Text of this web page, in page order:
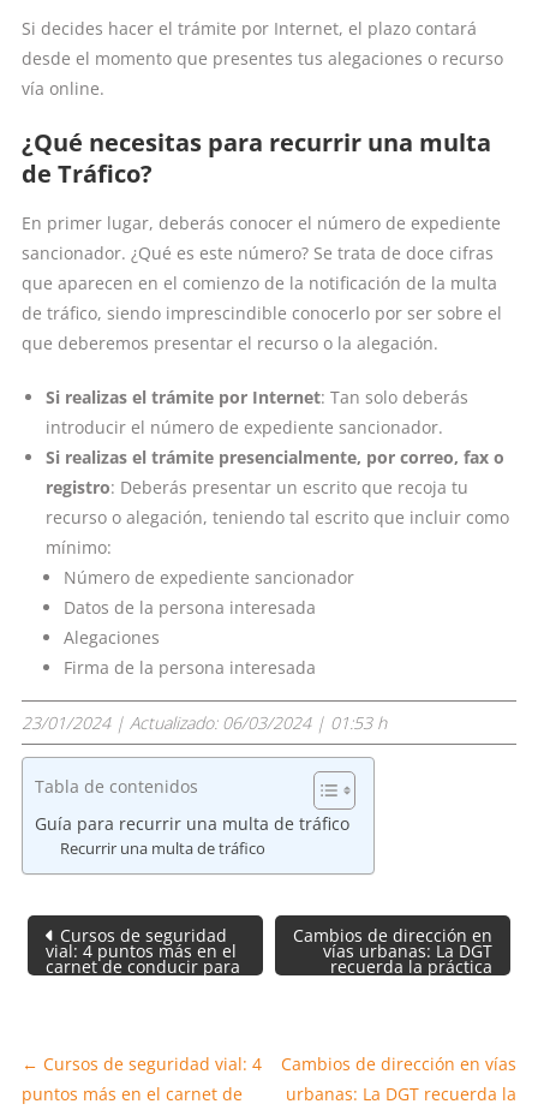
Si decides hacer el trámite por Internet, el plazo contará
desde el momento que presentes tus alegaciones o recurso
vía online.
¿Qué necesitas para recurrir una multa
de Tráfico?
En primer lugar, deberás conocer el número de expediente
sancionador. ¿Qué es este número? Se trata de doce cifras
que aparecen en el comienzo de la notificación de la multa
de tráfico, siendo imprescindible conocerlo por ser sobre el
que deberemos presentar el recurso o la alegación.
Si realizas el trámite por Internet: Tan solo deberás
introducir el número de expediente sancionador.
Si realizas el trámite presencialmente, por correo, fax o
registro: Deberás presentar un escrito que recoja tu
recurso o alegación, teniendo tal escrito que incluir como
mínimo:
Número de expediente sancionador
Datos de la persona interesada
Alegaciones
Firma de la persona interesada
23/01/2024 | Actualizado: 06/03/2024 | 01:53 h
Tabla de contenidos
Guía para recurrir una multa de tráfico
Recurrir una multa de tráfico
Navegación
de
entradas
Cursos de seguridad
vial: 4 puntos más en el
carnet de conducir para
los motoristas
Cambios de dirección en
vías urbanas: La DGT
recuerda la práctica
habitual que debes
← Cursos de seguridad vial: 4
puntos más en el carnet de
Cambios de dirección en vías
urbanas: La DGT recuerda la